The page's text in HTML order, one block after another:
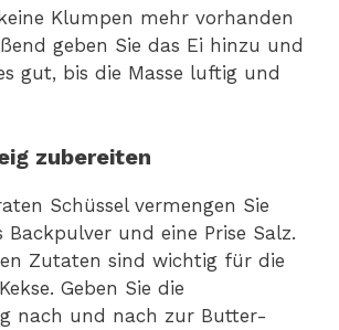
Klumpen mehr vorhanden
geben Sie das Ei hinzu und
gut, bis die Masse luftig und
zubereiten
Schüssel vermengen Sie
Backpulver und eine Prise Salz.
Zutaten sind wichtig für die
Geben Sie die
nach und nach zur Butter-